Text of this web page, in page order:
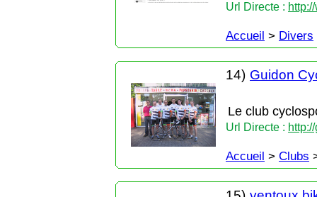
Url Directe :
Accueil > Divers
14) Guidon
Le club
Url Directe :
Accueil > Clubs